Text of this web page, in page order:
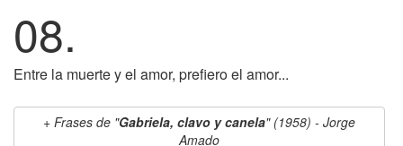
08.
Entre la muerte y el amor, prefiero el amor...
Frases de "Gabriela, clavo y canela" (1958) - Jorge
Amado